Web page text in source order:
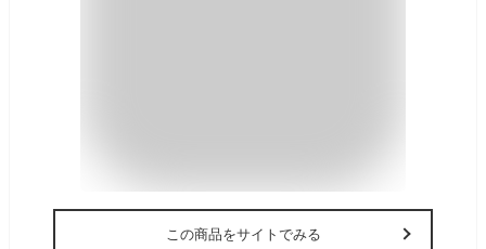
この商品をサイトでみる